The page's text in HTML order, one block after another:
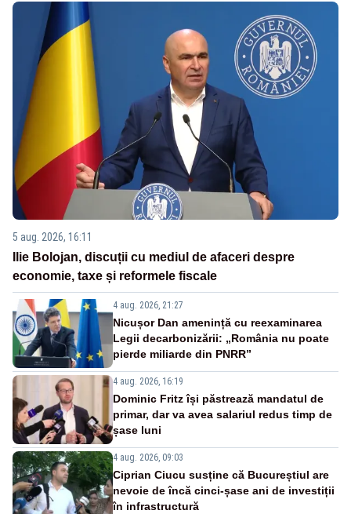
5 aug. 2026, 16:11
Ilie Bolojan, discuții cu mediul de afaceri despre
economie, taxe și reformele fiscale
4 aug. 2026, 21:27
Nicușor Dan amenință cu reexaminarea
Legii decarbonizării: „România nu poate
pierde miliarde din PNRR”
4 aug. 2026, 16:19
Dominic Fritz își păstrează mandatul de
primar, dar va avea salariul redus timp de
șase luni
4 aug. 2026, 09:03
Ciprian Ciucu susține că Bucureștiul are
nevoie de încă cinci-șase ani de investiții
în infrastructură